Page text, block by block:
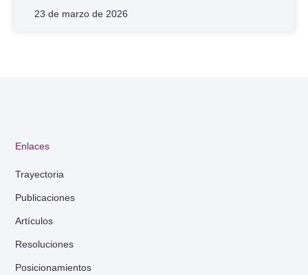
23 de marzo de 2026
Enlaces
Trayectoria
Publicaciones
Artículos
Resoluciones
Posicionamientos